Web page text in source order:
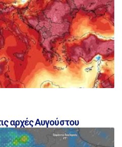
αρχές Αυγούστου